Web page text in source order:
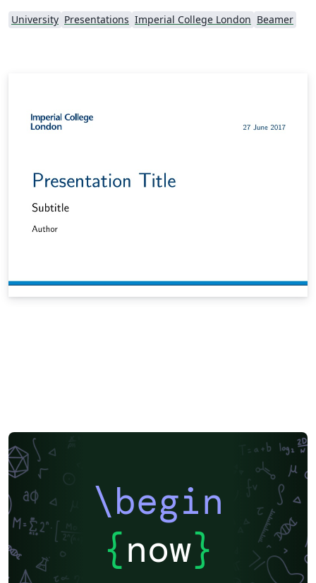
University Presentations Imperial College London Beamer
\begin
{now}